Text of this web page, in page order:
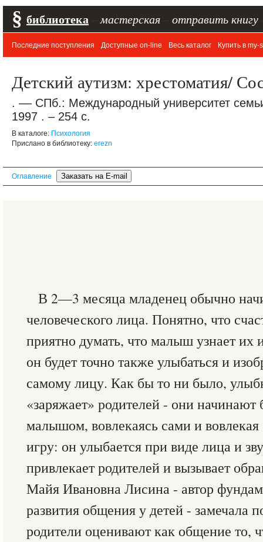
§ библиотека мастерская отправить книгу
Последние поступления Доступные on-line Весь каталог Купить в my-
Детский аутизм: хрестоматия/
. –– СПб.: Международный университет
1997 . – 254 с.
В каталоге: Психология
Прислано в библиотеку: erezn
Оглавление
В 2—3 месяца младенец обычно
человеческого лица. Понятно, что
приятно думать, что малыш узнает их
он будет точно также улыбаться и
самому лицу. Как бы то ни было,
«заряжает» родителей - они начинают
малышом, вовлекаясь сами и
игру: он улыбается при виде лица и
привлекает родителей и вызывает
Майя Ивановна Лисина - автор
развития общения у детей - замечала
родители оценивают как общение то,